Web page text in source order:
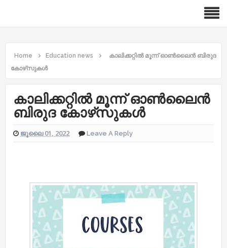
Home Education news
കാലിക്കറ്റില്‍ മൂന്ന് ഓണ്‍ലൈന്‍ ബിരുദ
കോഴ്‌സുകള്‍
കാലിക്കറ്റില്‍ മൂന്ന് ഓണ്‍ലൈന്‍
ബിരുദ കോഴ്‌സുകള്‍
ജൂലൈ 01, 2022 Leave A Reply